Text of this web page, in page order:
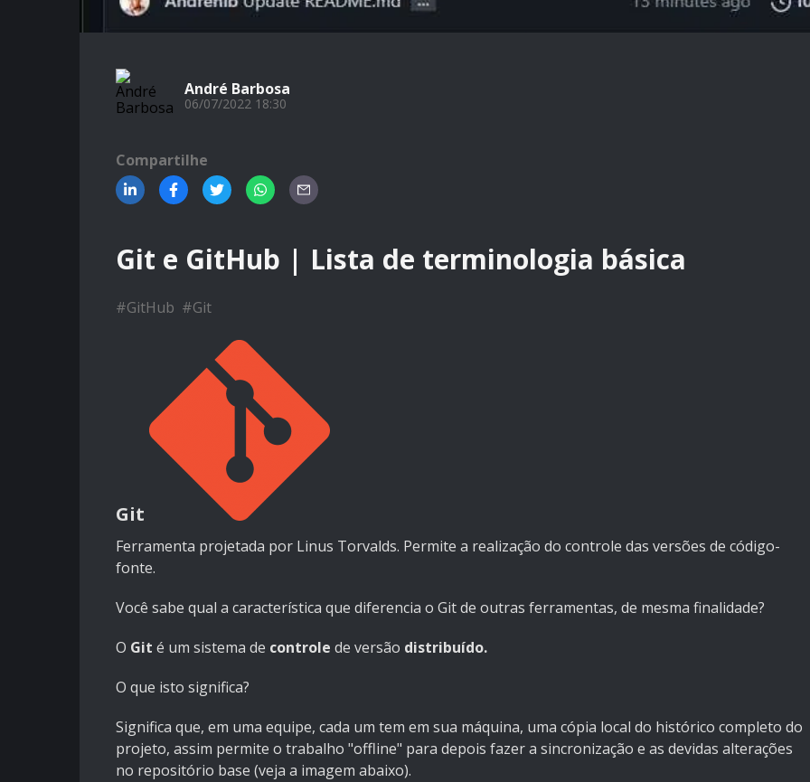
André Barbosa
06/07/2022 18:30
Compartilhe
Git e GitHub | Lista de terminologia básica
#GitHub #Git
Git
Ferramenta projetada por Linus Torvalds. Permite a realização do controle das versões de código-
fonte.
Você sabe qual a característica que diferencia o Git de outras ferramentas, de mesma finalidade?
O Git é um sistema de controle de versão distribuído.
O que isto significa?
Significa que, em uma equipe, cada um tem em sua máquina, uma cópia local do histórico completo do
projeto, assim permite o trabalho "offline" para depois fazer a sincronização e as devidas alterações
no repositório base (veja a imagem abaixo).